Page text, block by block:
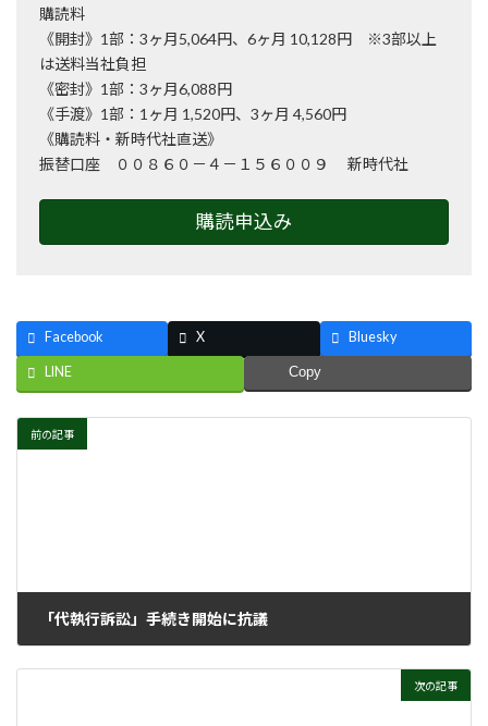
購読料
《開封》1部：3ヶ月5,064円、6ヶ月 10,128円 ※3部以上
は送料当社負担
《密封》1部：3ヶ月6,088円
《手渡》1部：1ヶ月 1,520円、3ヶ月 4,560円
《購読料・新時代社直送》
振替口座 ００８６０－４－１５６００９ 新時代社
購読申込み
Facebook X Bluesky
LINE Copy
前の記事
「代執行訴訟」手続き開始に抗議
次の記事